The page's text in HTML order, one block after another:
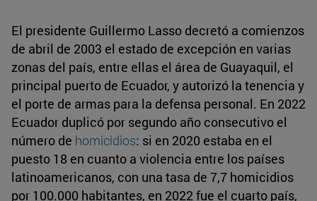
El presidente Guillermo Lasso decretó a comienzos
de abril de 2003 el estado de excepción en varias
zonas del país, entre ellas el área de Guayaquil, el
principal puerto de Ecuador, y autorizó la tenencia y
el porte de armas para la defensa personal. En 2022
Ecuador duplicó por segundo año consecutivo el
número de homicidios: si en 2020 estaba en el
puesto 18 en cuanto a violencia entre los países
latinoamericanos, con una tasa de 7,7 homicidios
por 100.000 habitantes, en 2022 fue el cuarto país,